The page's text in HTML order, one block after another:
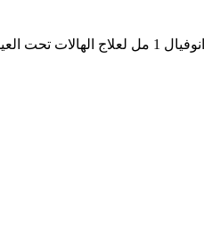
انوفيال 1 مل لعلاج الهالات تحت العين